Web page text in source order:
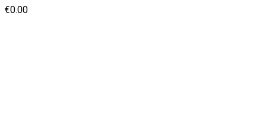
€0.00